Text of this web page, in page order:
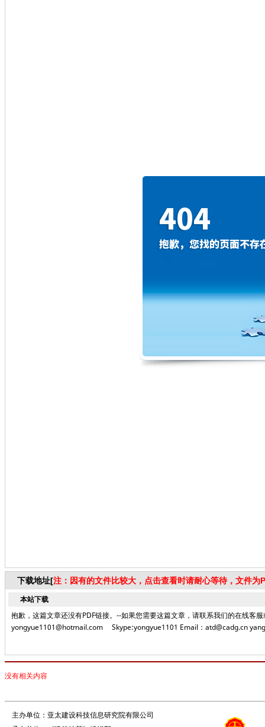
下载地址[注：因有的文件比较大，点击查看时请耐心等待，文件为
本站下载
抱歉，这篇文章还没有PDF链接。--如果您需要这篇文章，请联系我们的在线
yongyue1101@hotmail.com Skype:yongyue1101 Email：atd@cadg.cn
没有相关内容
主办单位：亚太建设科技信息研究院有限公司